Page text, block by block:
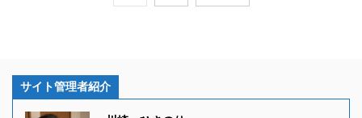
サイト管理者紹介